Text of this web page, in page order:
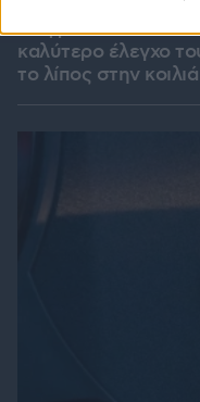
Τα φρούτα που
καλύτερο έλεγχο
το λίπος στην κοιλιά